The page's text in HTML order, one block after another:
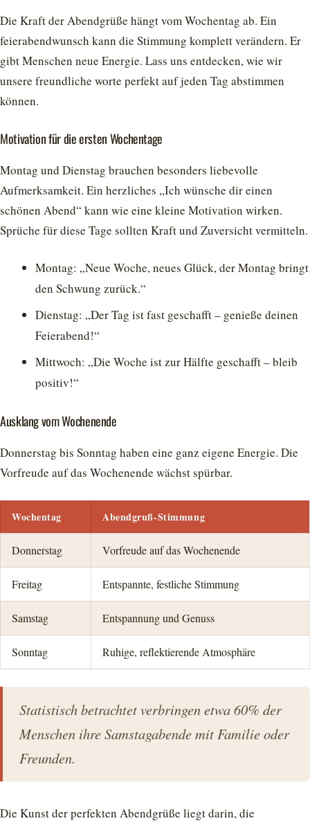
Die Kraft der Abendgrüße hängt vom Wochentag ab. Ein
feierabendwunsch kann die Stimmung komplett verändern. Er
gibt Menschen neue Energie. Lass uns entdecken, wie wir
unsere freundliche worte perfekt auf jeden Tag abstimmen
können.
Motivation für die ersten Wochentage
Montag und Dienstag brauchen besonders liebevolle
Aufmerksamkeit. Ein herzliches „Ich wünsche dir einen
schönen Abend“ kann wie eine kleine Motivation wirken.
Sprüche für diese Tage sollten Kraft und Zuversicht vermitteln.
Montag: „Neue Woche, neues Glück, der Montag bringt
den Schwung zurück.“
Dienstag: „Der Tag ist fast geschafft – genieße deinen
Feierabend!“
Mittwoch: „Die Woche ist zur Hälfte geschafft – bleib
positiv!“
Ausklang vom Wochenende
Donnerstag bis Sonntag haben eine ganz eigene Energie. Die
Vorfreude auf das Wochenende wächst spürbar.
Wochentag Abendgruß-Stimmung
Donnerstag Vorfreude auf das Wochenende
Freitag Entspannte, festliche Stimmung
Samstag Entspannung und Genuss
Sonntag Ruhige, reflektierende Atmosphäre
Statistisch betrachtet verbringen etwa 60% der
Menschen ihre Samstagabende mit Familie oder
Freunden.
Die Kunst der perfekten Abendgrüße liegt darin, die